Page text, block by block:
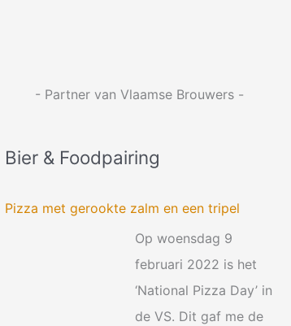
- Partner van Vlaamse Brouwers -
Bier & Foodpairing
Pizza met gerookte zalm en een tripel
Op woensdag 9
februari 2022 is het
‘National Pizza Day’ in
de VS. Dit gaf me de